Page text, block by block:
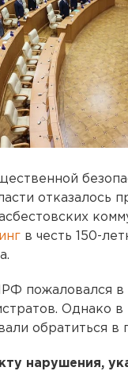
отказалось
в честь 150-
пожаловался
Однако в
обратиться в
нарушения,